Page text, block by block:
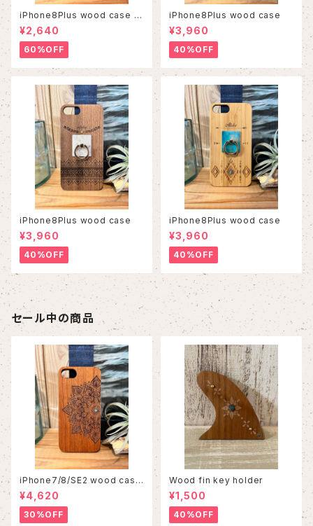
iPhone8Plus wood case 5
3
¥2,640
60%OFF
iPhone8Plus wood case
¥3,960
40%OFF
iPhone8Plus wood case
¥3,960
40%OFF
iPhone8Plus wood case
¥3,960
40%OFF
セール中の商品
iPhone7/8/SE2 wood case
86
¥4,620
30%OFF
Wood fin key holder
¥1,500
40%OFF